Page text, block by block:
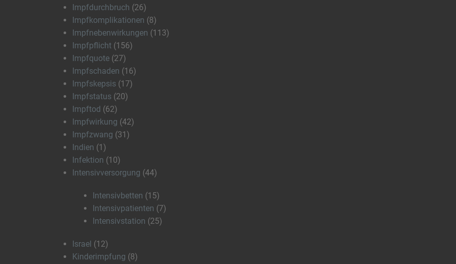
Impfdurchbruch (26)
Impfkomplikationen (8)
Impfnebenwirkungen (113)
Impfpflicht (156)
Impfquote (27)
Impfschaden (16)
Impfskepsis (17)
Impfstatus (20)
Impftod (62)
Impfwirkung (42)
Impfzwang (31)
Indien (1)
Infektion (10)
Intensivversorgung (44)
Intensivbetten (15)
Intensivpatienten (7)
Intensivstation (25)
Israel (12)
Kinderimpfung (8)